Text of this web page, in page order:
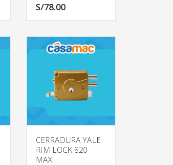
S/78.00
CERRADURA YALE
RIM LOCK 820
MAX